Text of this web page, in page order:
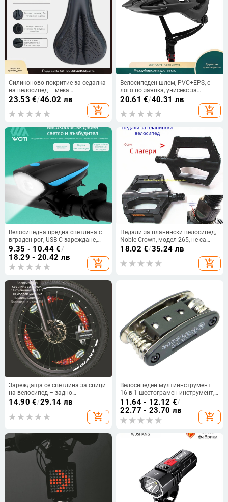
Силиконово покритие за седалка
на велосипед – мека
амортизация, пълно обхващане и
удебелен дизайн за планински
велосипед
23.53 €/46.02 лв
add_shopping_cart
Велосипеден шлем, PVC+EPS, с
лого по заявка, унисекс за
възрастни, монолитен дизайн
20.61 €/40.31 лв
add_shopping_cart
Велосипедна предна светлина с
вграден рог, USB-C зареждане,
монтаж с лента, марка WOTI
9.35 - 10.44€/
18.29 - 20.42 лв
add_shopping_cart
Педали за планински велосипед,
Noble Crown, модел 265, не са
внесени
18.02 €/35.24 лв
add_shopping_cart
Зареждаща се светлина за спици
на велосипед – задно
предупредително светло за
планински велосипед, литиева
батерия 10440, възможност за
14.90 €/29.14 лв
add_shopping_cart
Велосипеден мултиинструмент
16-в-1 шестограмен инструмент,
въглеродна стомана, модел A0-
001, Bolerle
11.64 - 12.12 €/
22.77 - 23.70 лв
add_shopping_cart